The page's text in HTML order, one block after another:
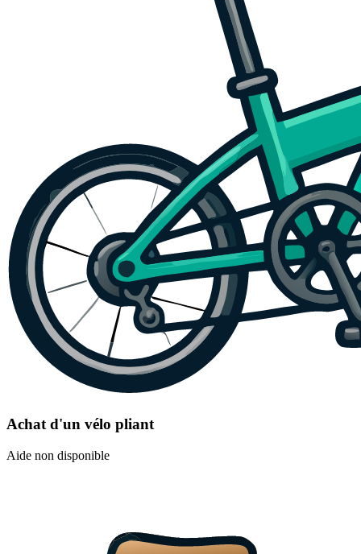
Achat d'un vélo pliant
Aide non disponible